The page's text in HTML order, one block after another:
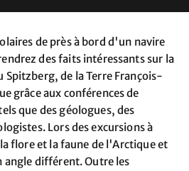
de près à bord d'un navire
des faits intéressants sur la
Spitzberg, de la Terre François-
grâce aux conférences de
que des géologues, des
Lors des excursions à
flore et la faune de l'Arctique et
angle différent. Outre les